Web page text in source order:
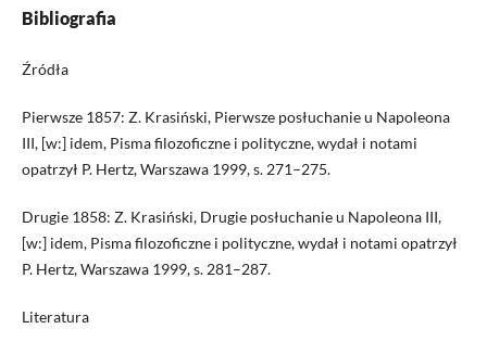
Bibliografia
Źródła
Pierwsze 1857: Z. Krasiński, Pierwsze posłuchanie u Napoleona
III, [w:] idem, Pisma filozoficzne i polityczne, wydał i notami
opatrzył P. Hertz, Warszawa 1999, s. 271–275.
Drugie 1858: Z. Krasiński, Drugie posłuchanie u Napoleona III,
[w:] idem, Pisma filozoficzne i polityczne, wydał i notami opatrzył
P. Hertz, Warszawa 1999, s. 281–287.
Literatura